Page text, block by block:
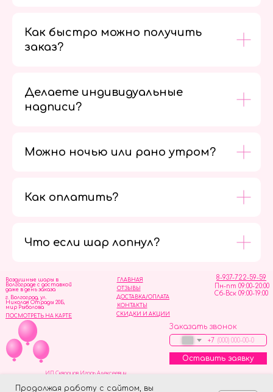
Продолжая работу с сайтом, вы
Как быстро можно получить
заказ?
Делаете индивидуальные
надписи?
Можно ночью или рано утром?
Как оплатить?
Что если шар лопнул?
ОТЗЫВЫ
ГЛАВНАЯ
ДОСТАВКА/ОПЛАТА
СКИДКИ И АКЦИИ
КОНТАКТЫ
8-937-722-59-59
Пн-пт 09:00-20:00
Сб-Вск 09:00-19:00
Воздушные шары в
Волгограде с доставкой
даже в день заказа
Заказать звонок
+7
Оставить заявку
г. Волгоград, ул.
Николая Отрады 20Б,
мир Рыболова
ПОСМОТРЕТЬ НА КАРТЕ
ИП Скворцов Игорь Алексеевич